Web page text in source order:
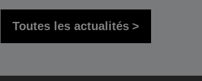
Toutes les actualités